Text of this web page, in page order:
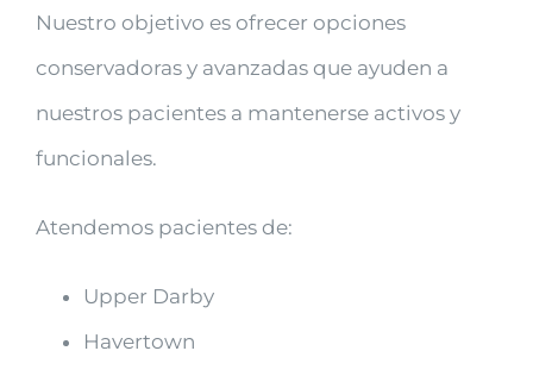
Nuestro objetivo es ofrecer opciones
conservadoras y avanzadas que ayuden a
nuestros pacientes a mantenerse activos y
funcionales.
Atendemos pacientes de:
Upper Darby
Havertown